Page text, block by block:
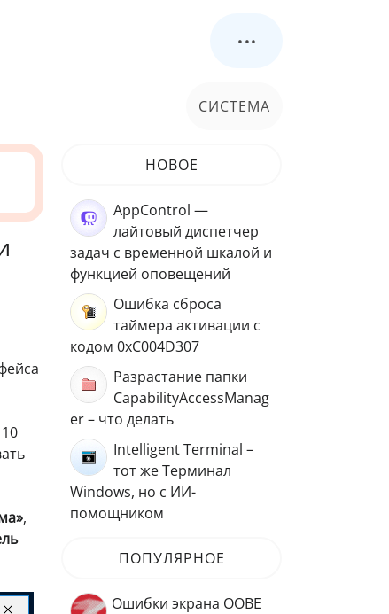
...
СИСТЕМА
,
НОВОЕ
AppControl —
лайтовый диспетчер
задач с временной шкалой и
функцией оповещений
Ошибка сброса
таймера активации с
кодом 0xC004D307
Разрастание папки
CapabilityAccessManag
er – что делать
Intelligent Terminal –
тот же Терминал
Windows, но с ИИ-
помощником
ПОПУЛЯРНОЕ
Ошибки экрана OOBE